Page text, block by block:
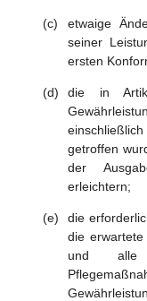
etwaige
seiner
ersten
die in
getroffen
der
erleichtern;
die
die erwartete
und alle